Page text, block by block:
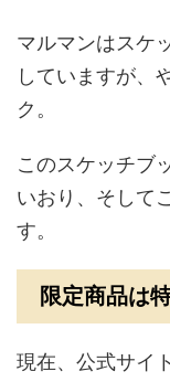
マルマンはスケ
していますが、
ク。
このスケッチブ
いおり、そして
す。
限定商品は
現在、公式サイ